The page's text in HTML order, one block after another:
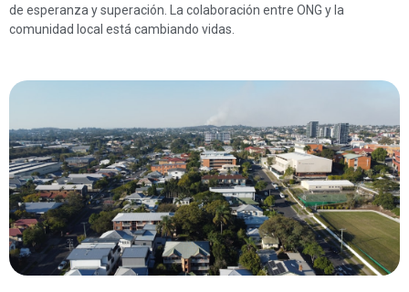
de esperanza y superación. La colaboración entre ONG y la
comunidad local está cambiando vidas.